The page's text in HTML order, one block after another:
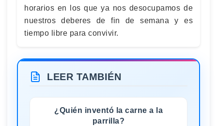
horarios en los que ya nos desocupamos de
nuestros deberes de fin de semana y es
tiempo libre para convivir.
LEER TAMBIÉN
¿Quién inventó la carne a la
parrilla?